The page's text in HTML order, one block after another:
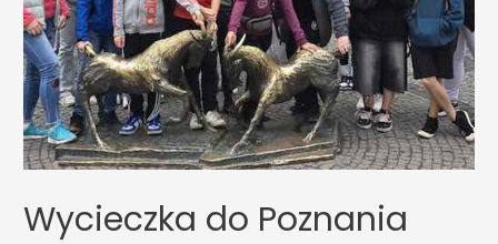
Wycieczka do Poznania